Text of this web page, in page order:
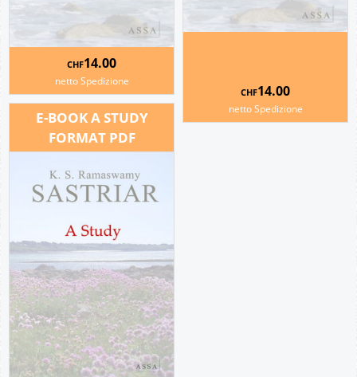
CHF14.00
netto Spedizione
CHF14.00
netto Spedizione
E-BOOK A STUDY
FORMAT PDF